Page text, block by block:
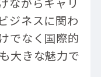
ジネスに関わ
でなく国際的
大きな魅力で